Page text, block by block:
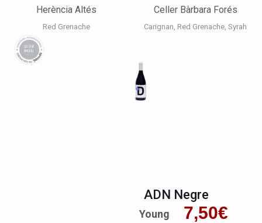
Herència Altés
Red Grenache
Celler Bàrbara Forés
Carignan Red Grenache Syrah
ADN Negre
7,50€
Young